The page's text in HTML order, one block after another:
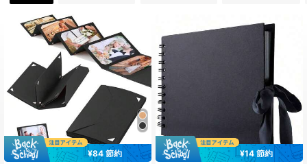
¥84 節約
#1 ベストセラー
に ペーパー フォトアルバム
¥14 節約